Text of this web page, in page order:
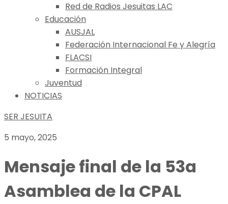
Red de Radios Jesuitas LAC
Educación
AUSJAL
Federación Internacional Fe y Alegría
FLACSI
Formación Integral
Juventud
NOTICIAS
SER JESUITA
5 mayo, 2025
Mensaje final de la 53a
Asamblea de la CPAL